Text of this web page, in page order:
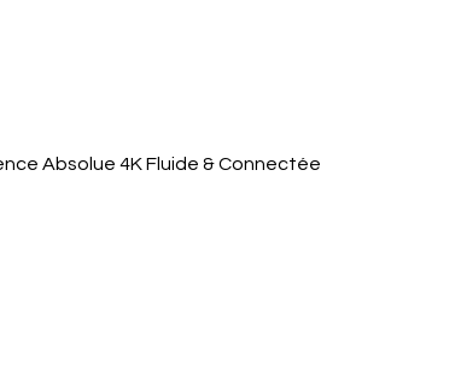
Aperçu rapide
Absolue 4K Fluide & Connectée